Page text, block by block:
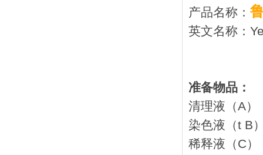
产品名称：
英文名称：
准备物品：
清理
染色
稀释